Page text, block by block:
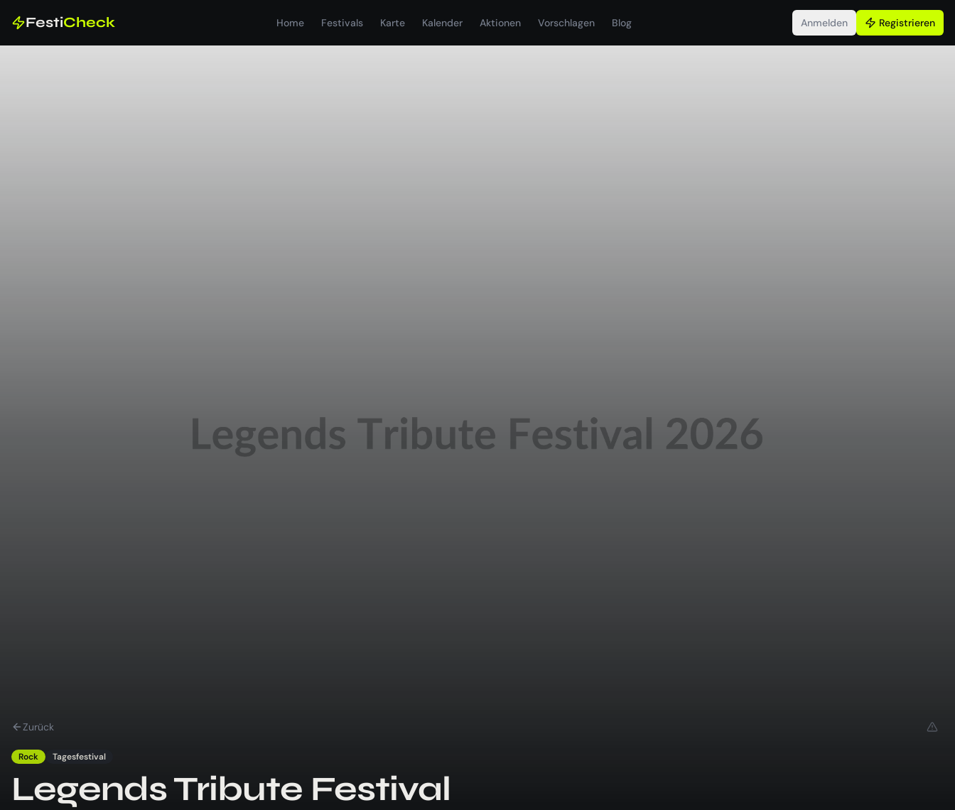
FestiCheck Home Festivals Karte Kalender Aktionen Vorschlagen Blog Anmelden Registrieren
Zurück
Rock Tagesfestival
Legends Tribute Festival